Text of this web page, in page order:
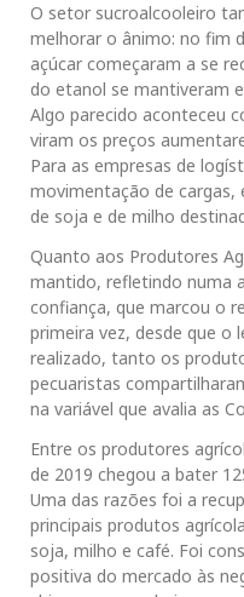
O setor sucroalcooleiro
melhorar o ânimo: no fim
açúcar começaram a se
do etanol se mantiveram
Algo parecido aconteceu
viram os preços
Para as empresas de
movimentação de cargas,
de soja e de milho
Quanto aos Produtores
mantido, refletindo numa
confiança, que marcou o
primeira vez, desde que
realizado, tanto os
pecuaristas
na variável que avalia as
Entre os produtores
de 2019 chegou a bater
Uma das razões foi a
principais produtos
soja, milho e café. Foi
positiva do mercado às